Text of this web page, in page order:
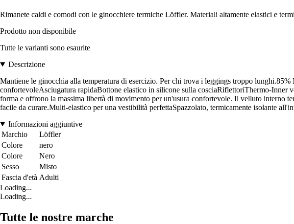
Rimanete caldi e comodi con le ginocchiere termiche Löffler. Materiali altamente elastici e
Prodotto non disponibile
Tutte le varianti sono esaurite
Descrizione
Mantiene le ginocchia alla temperatura di esercizio. Per chi trova i leggings troppo
confortevoleAsciugatura rapidaBottone elastico in silicone sulla cosciaRiflettoriThermo-Inner
forma e offrono la massima libertà di movimento per un'usura confortevole. Il velluto interno
facile da curare.Multi-elastico per una vestibilità perfettaSpazzolato, termicamente isolante
Informazioni aggiuntive
Marchio
Löffler
Colore
nero
Colore
Nero
Sesso
Misto
Fascia d'età Adulti
Loading...
Loading...
Tutte le nostre marche